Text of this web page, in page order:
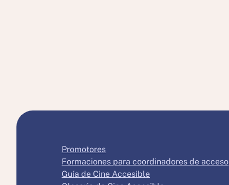
Promotores
Formaciones para coordinadores de acceso
Guía de Cine Accesible